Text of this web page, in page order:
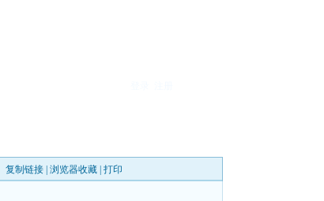
复制链接| 浏览器收藏| 打印